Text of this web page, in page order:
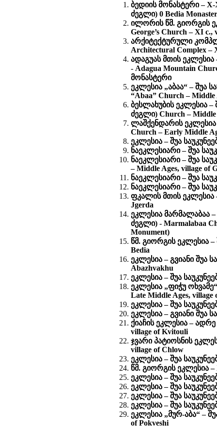
ბედიის მონასტერი–
ძეგლი) 0 Bedia
ილორის წმ. გიორგის
George’s Church – XI
არქიტექტურული
Architectural Complex –
ადაგუას მთის
- Adagua Mountain
მონასტერი
ეკლესია „აბაა“ – შუა
“Abaa” Church – Middle
ბესლახუბის ეკლესია
ძეგლი) Church – Middle
ლაშქენდარის ეკლესია
Church – Early Middle
ეკლესია – შუა
ნაეკლესიარი – შუა
ნაეკლესიარი – შუა
– Middle Ages, village of
ნაეკლესიარი – შუა
ნაეკლესიარი – შუა
ფკალის მთის ეკლესია
Jgerda
ეკლესია მარმალაბაა
ძეგლი) - Marmalabaa
Monument)
წმ. გიორგის ეკლესია –
Bedia
ეკლესია – გვიანი შუა
Abazhvakhu
ეკლესია – შუა
ეკლესია „ფიჭუ
Late Middle Ages, village
ეკლესია – შუა
ეკლესია – გვიანი შუა
ქიაჩის ეკლესია –
village of Kvitouli
ჯვარი პატიოსნის
village of Chlow
ეკლესია – შუა
წმ. გიორგის ეკლესია –
ეკლესია – შუა
ეკლესია – შუა
ეკლესია – შუა
ეკლესია – შუა
ეკლესია „მურ-აბა“ –
of Pokveshi